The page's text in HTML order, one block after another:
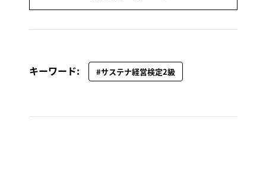
キーワード: #サステナ経営検定2級